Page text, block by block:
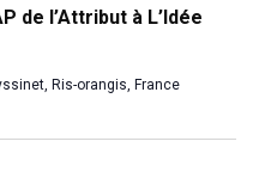
de l’Attribut à L’Idée
Ris-orangis, France